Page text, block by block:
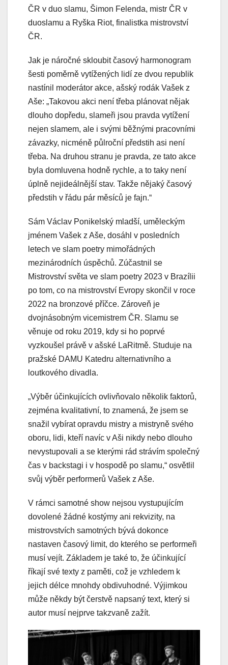
ČR v duo slamu, Šimon Felenda, mistr ČR v
duoslamu a Ryška Riot, finalistka mistrovství
ČR.
Jak je náročné skloubit časový harmonogram
šesti poměrně vytížených lidí ze dvou republik
nastínil moderátor akce, ašský rodák Vašek z
Aše: „Takovou akci není třeba plánovat nějak
dlouho dopředu, slameři jsou pravda vytížení
nejen slamem, ale i svými běžnými pracovními
závazky, nicméně půlroční předstih asi není
třeba. Na druhou stranu je pravda, ze tato akce
byla domluvena hodně rychle, a to taky není
úplně nejideálnější stav. Takže nějaký časový
předstih v řádu pár měsíců je fajn.“
Sám Václav Ponikelský mladší, uměleckým
jménem Vašek z Aše, dosáhl v posledních
letech ve slam poetry mimořádných
mezinárodních úspěchů. Zúčastnil se
Mistrovství světa ve slam poetry 2023 v Brazílii
po tom, co na mistrovství Evropy skončil v roce
2022 na bronzové příčce. Zároveň je
dvojnásobným vicemistrem ČR. Slamu se
věnuje od roku 2019, kdy si ho poprvé
vyzkoušel právě v ašské LaRitmě. Studuje na
pražské DAMU Katedru alternativního a
loutkového divadla.
„Výběr účinkujících ovlivňovalo několik faktorů,
zejména kvalitativní, to znamená, že jsem se
snažil vybírat opravdu mistry a mistryně svého
oboru, lidi, kteří navíc v Aši nikdy nebo dlouho
nevystupovali a se kterými rád strávím společný
čas v backstagi i v hospodě po slamu,“ osvětlil
svůj výběr performerů Vašek z Aše.
V rámci samotné show nejsou vystupujícím
dovolené žádné kostýmy ani rekvizity, na
mistrovstvích samotných bývá dokonce
nastaven časový limit, do kterého se performeři
musí vejít. Základem je také to, že účinkující
říkají své texty z paměti, což je vzhledem k
jejich délce mnohdy obdivuhodné. Výjimkou
může někdy být čerstvě napsaný text, který si
autor musí nejprve takzvaně zažít.